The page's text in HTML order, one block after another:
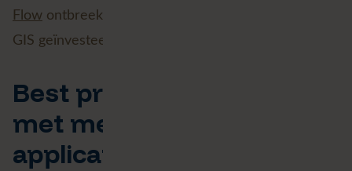
Flow ontbreekt in veel organisaties (omdat er niet in
GIS geïnvesteerd wordt).
Best practice: werken
met meerdere GIS-
applicaties